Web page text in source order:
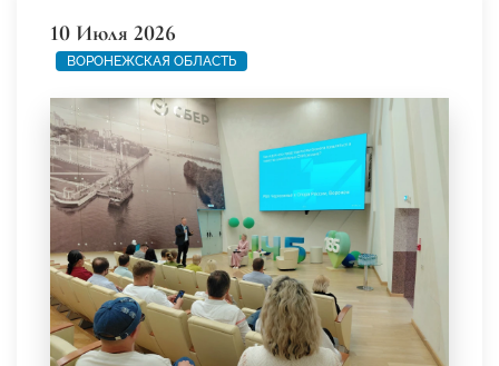
10 Июля 2026
ВОРОНЕЖСКАЯ ОБЛАСТЬ